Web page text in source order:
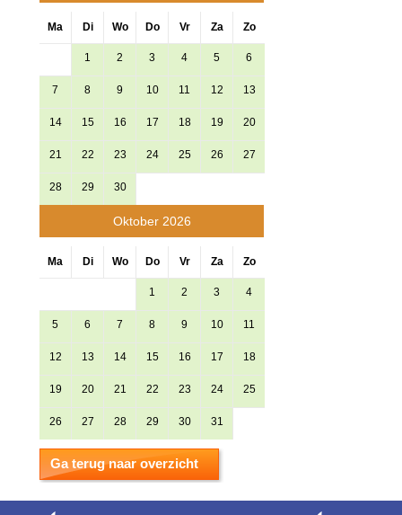
Ma Di Wo Do Vr Za Zo
1 2 3 4 5 6
7 8 9 10 11 12 13
14 15 16 17 18 19 20
21 22 23 24 25 26 27
28 29 30
Oktober 2026
Ma Di Wo Do Vr Za Zo
1 2 3 4
5 6 7 8 9 10 11
12 13 14 15 16 17 18
19 20 21 22 23 24 25
26 27 28 29 30 31
Ga terug naar overzicht